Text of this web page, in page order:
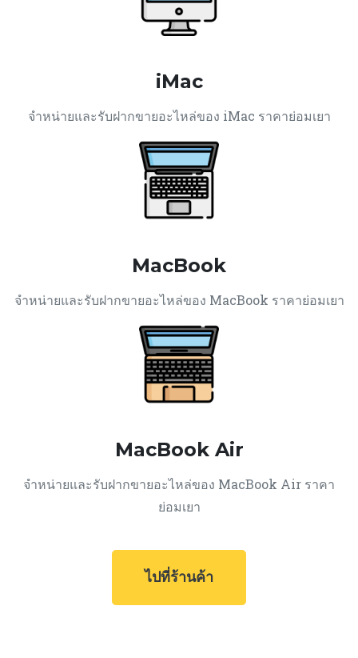
iMac
จำหน่ายและรับฝากขายอะไหล่ของ iMac ราคาย่อมเยา
MacBook
จำหน่ายและรับฝากขายอะไหล่ของ MacBook ราคาย่อมเยา
MacBook Air
จำหน่ายและรับฝากขายอะไหล่ของ MacBook Air ราคา
ย่อมเยา
ไปที่ร้านค้า